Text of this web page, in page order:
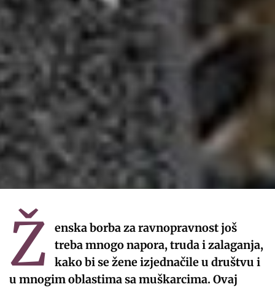
Ž
enska borba za ravnopravnost još
treba mnogo napora, truda i zalaganja,
kako bi se žene izjednačile u društvu i
u mnogim oblastima sa muškarcima. Ovaj